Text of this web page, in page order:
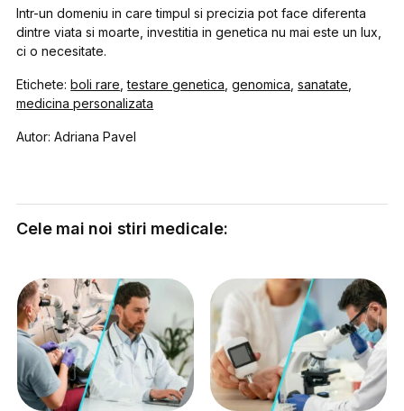
Intr-un domeniu in care timpul si precizia pot face diferenta
dintre viata si moarte, investitia in genetica nu mai este un lux,
ci o necesitate.
Etichete:boli rare ,testare genetica ,genomica ,sanatate
medicina personalizata
Autor: Adriana Pavel
Cele mai noi stiri medicale: